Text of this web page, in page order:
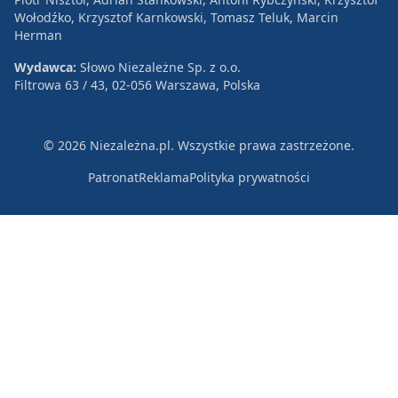
Wołodźko, Krzysztof Karnkowski, Tomasz Teluk, Marcin
Herman
Wydawca: Słowo Niezależne Sp. z o.o.
Filtrowa 63 / 43, 02-056 Warszawa, Polska
© 2026 Niezależna.pl. Wszystkie prawa zastrzeżone.
PatronatReklamaPolityka prywatności